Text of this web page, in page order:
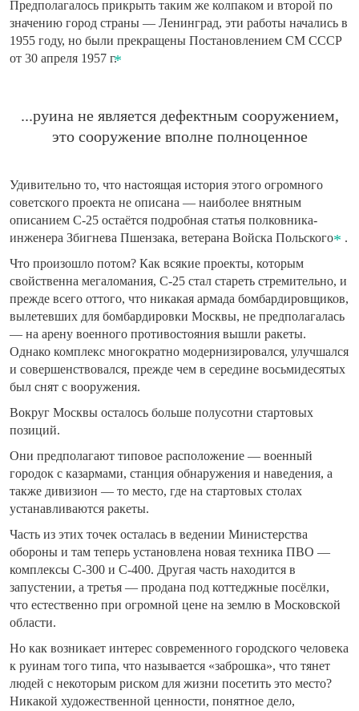
Предполагалось прикрыть таким же колпаком и второй по
значению город страны — Ленинград, эти работы начались в
1955 году, но были прекращены Постановлением СМ СССР
от 30 апреля 1957 г.
...руина не является дефектным сооружением,
это сооружение вполне полноценное
Удивительно то, что настоящая история этого огромного
советского проекта не описана — наиболее внятным
описанием С-25 остаётся подробная статья полковника-
инженера Збигнева Пшензака, ветерана Войска Польского
.
Что произошло потом? Как всякие проекты, которым
свойственна мегаломания, С-25 стал стареть стремительно, и
прежде всего оттого, что никакая армада бомбардировщиков,
вылетевших для бомбардировки Москвы, не предполагалась
— на арену военного противостояния вышли ракеты.
Однако комплекс многократно модернизировался, улучшался
и совершенствовался, прежде чем в середине восьмидесятых
был снят с вооружения.
Вокруг Москвы осталось больше полусотни стартовых
позиций.
Они предполагают типовое расположение — военный
городок с казармами, станция обнаружения и наведения, а
также дивизион — то место, где на стартовых столах
устанавливаются ракеты.
Часть из этих точек осталась в ведении Министерства
обороны и там теперь установлена новая техника ПВО —
комплексы С-300 и С-400. Другая часть находится в
запустении, а третья — продана под коттеджные посёлки,
что естественно при огромной цене на землю в Московской
области.
Но как возникает интерес современного городского человека
к руинам того типа, что называется «заброшка», что тянет
людей с некоторым риском для жизни посетить это место?
Никакой художественной ценности, понятное дело,